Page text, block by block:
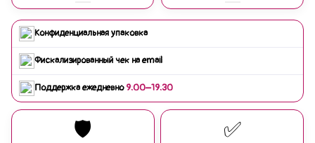
Конфиденциальная упаковка
Фискализированный чек на email
Поддержка ежедневно9:00–19:30
🛡️ ✅